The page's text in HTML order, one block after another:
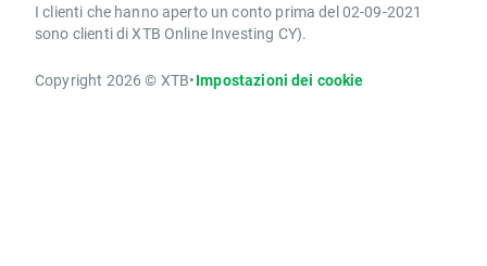
I clienti che hanno aperto un conto prima del 02-09-2021
sono clienti di XTB Online Investing CY).
Copyright 2026 © XTB•Impostazioni dei cookie